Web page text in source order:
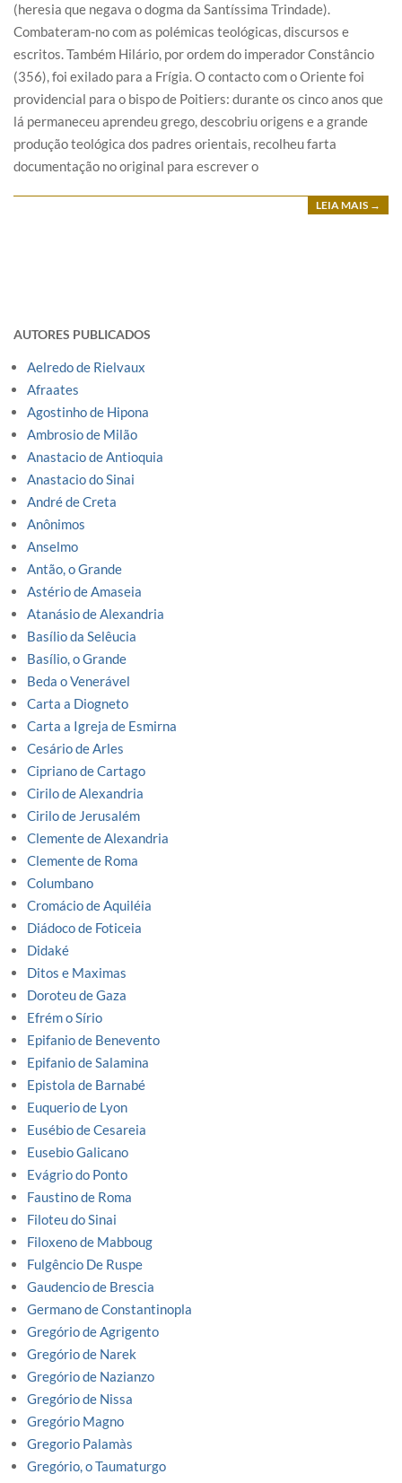
(heresia que negava o dogma da Santíssima Trindade).
Combateram-no com as polémicas teológicas, discursos e
escritos. Também Hilário, por ordem do imperador Constâncio
(356), foi exilado para a Frígia. O contacto com o Oriente foi
providencial para o bispo de Poitiers: durante os cinco anos que
lá permaneceu aprendeu grego, descobriu origens e a grande
produção teológica dos padres orientais, recolheu farta
documentação no original para escrever o
LEIA MAIS →
AUTORES PUBLICADOS
Aelredo de Rielvaux
Afraates
Agostinho de Hipona
Ambrosio de Milão
Anastacio de Antioquia
Anastacio do Sinai
André de Creta
Anônimos
Anselmo
Antão, o Grande
Astério de Amaseia
Atanásio de Alexandria
Basílio da Selêucia
Basílio, o Grande
Beda o Venerável
Carta a Diogneto
Carta a Igreja de Esmirna
Cesário de Arles
Cipriano de Cartago
Cirilo de Alexandria
Cirilo de Jerusalém
Clemente de Alexandria
Clemente de Roma
Columbano
Cromácio de Aquiléia
Diádoco de Foticeia
Didaké
Ditos e Maximas
Doroteu de Gaza
Efrém o Sírio
Epifanio de Benevento
Epifanio de Salamina
Epistola de Barnabé
Euquerio de Lyon
Eusébio de Cesareia
Eusebio Galicano
Evágrio do Ponto
Faustino de Roma
Filoteu do Sinai
Filoxeno de Mabboug
Fulgêncio De Ruspe
Gaudencio de Brescia
Germano de Constantinopla
Gregório de Agrigento
Gregório de Narek
Gregório de Nazianzo
Gregório de Nissa
Gregório Magno
Gregorio Palamàs
Gregório, o Taumaturgo